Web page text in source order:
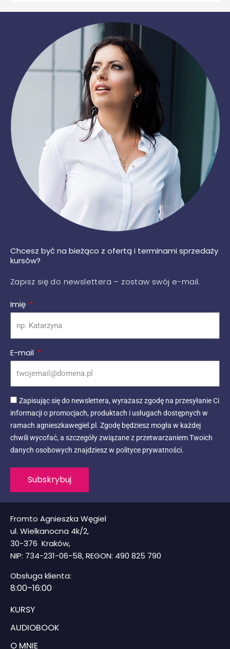
Chcesz być na bieżąco z ofertą i terminami sprzedaży
kursów?
Zapisz się do newslettera – zostaw swój e-mail.
Imię
E-mail
Zapisując się do newslettera, wyrażasz zgodę na przesyłanie Ci
informacji o promocjach, produktach i usługach dostępnych w
ramach agnieszkawegiel.pl. Zgodę będziesz mogła w każdej
chwili wycofać, a szczegóły związane z przetwarzaniem Twoich
danych osobowych znajdziesz w polityce prywatności.
Subskrybuj
Fromto Agnieszka Węgiel
ul. Wielkanocna 4k/2,
30-376 Kraków,
NIP: 734-231-06-58, REGON: 490 825 790
Obsługa klienta:
8:00–16:00
KURSY
AUDIOBOOK
O MNIE